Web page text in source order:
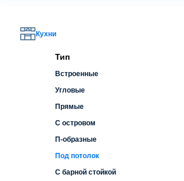
Кухни
Тип
Встроенные
Угловые
Прямые
С островом
П-образные
Под потолок
С барной стойкой